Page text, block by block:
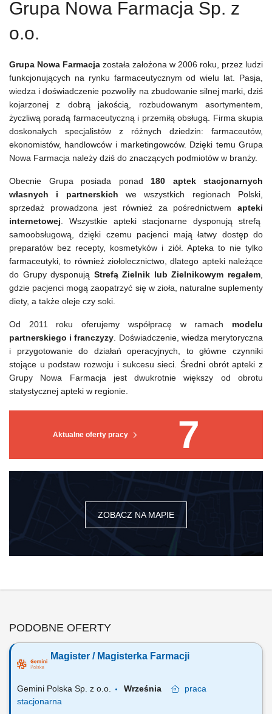
Grupa Nowa Farmacja Sp. z
o.o.
Aktualne oferty pracy 7
ZOBACZ NA MAPIE
Grupa Nowa Farmacja została założona w 2006 roku, przez ludzi
funkcjonujących na rynku farmaceutycznym od wielu lat. Pasja,
wiedza i doświadczenie pozwoliły na zbudowanie silnej marki, dziś
kojarzonej z dobrą jakością, rozbudowanym asortymentem,
życzliwą poradą farmaceutyczną i przemiłą obsługą. Firma skupia
doskonałych specjalistów z różnych dziedzin: farmaceutów,
ekonomistów, handlowców i marketingowców. Dzięki temu Grupa
Nowa Farmacja należy dziś do znaczących podmiotów w branży.
Obecnie Grupa posiada ponad 180 aptek stacjonarnych
własnych i partnerskich we wszystkich regionach Polski,
sprzedaż prowadzona jest również za pośrednictwem apteki
internetowej . Wszystkie apteki stacjonarne dysponują strefą
samoobsługową, dzięki czemu pacjenci mają łatwy dostęp do
preparatów bez recepty, kosmetyków i ziół. Apteka to nie tylko
farmaceutyki, to również ziołolecznictwo, dlatego apteki należące
do Grupy dysponują Strefą Zielnik lub Zielnikowym regałem
gdzie pacjenci mogą zaopatrzyć się w zioła, naturalne suplementy
diety, a także oleje czy soki.
Od 2011 roku oferujemy współpracę w ramach modelu
partnerskiego i franczyzy . Doświadczenie, wiedza merytoryczna
i przygotowanie do działań operacyjnych, to główne czynniki
stojące u podstaw rozwoju i sukcesu sieci. Średni obrót apteki z
Grupy Nowa Farmacja jest dwukrotnie większy od obrotu
statystycznej apteki w regionie.
PODOBNE OFERTY
Magister / Magisterka Farmacji
Gemini Polska Sp. z o.o. Września
praca
stacjonarna